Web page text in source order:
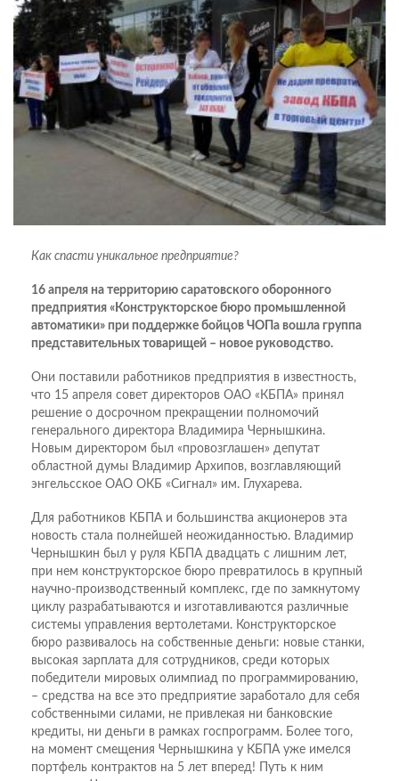
Как спасти уникальное предприятие?
16 апреля на территорию саратовского оборонного
предприятия «Конструкторское бюро промышленной
автоматики» при поддержке бойцов ЧОПа вошла группа
представительных товарищей – новое руководство.
Они поставили работников предприятия в известность,
что 15 апреля совет директоров ОАО «КБПА» принял
решение о досрочном прекращении полно­мочий
генерального директора Владимира Чернышкина.
Новым директором был «провозглашен» депутат
областной думы Владимир Архипов, возглавляющий
энгельс­ское ОАО ОКБ «Сигнал» им. Глухарева.
Для работников КБПА и большинства акционеров эта
новость стала полнейшей неожиданностью. Владимир
Чернышкин был у руля КБПА двадцать с лишним лет,
при нем конструкторское бюро превратилось в крупный
научно-производственный комплекс, где по замкнутому
циклу разрабатываются и изготавливаются различные
системы управления вертолетами. Конструкторское
бюро развивалось на собственные деньги: новые станки,
высокая зарплата для сотрудников, среди которых
победители мировых олимпиад по программированию,
– средства на все это предприятие заработало для себя
собственными силами, не привлекая ни банковские
кредиты, ни деньги в рамках госпрограмм. Более того,
на момент смещения Чернышкина у КБПА уже имелся
портфель контрактов на 5 лет вперед! Путь к ним